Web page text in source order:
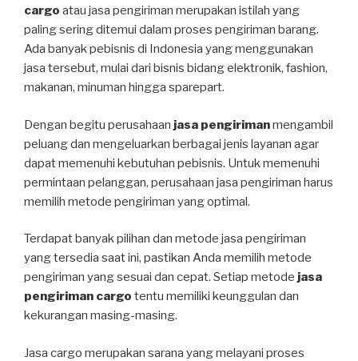
cargo atau jasa pengiriman merupakan istilah yang
paling sering ditemui dalam proses pengiriman barang.
Ada banyak pebisnis di Indonesia yang menggunakan
jasa tersebut, mulai dari bisnis bidang elektronik, fashion,
makanan, minuman hingga sparepart.
Dengan begitu perusahaan jasa pengirimanmengambil
peluang dan mengeluarkan berbagai jenis layanan agar
dapat memenuhi kebutuhan pebisnis. Untuk memenuhi
permintaan pelanggan, perusahaan jasa pengiriman harus
memilih metode pengiriman yang optimal.
Terdapat banyak pilihan dan metode jasa pengiriman
yang tersedia saat ini, pastikan Anda memilih metode
pengiriman yang sesuai dan cepat. Setiap metode jasa
pengiriman cargo tentu memiliki keunggulan dan
kekurangan masing-masing.
Jasa cargo merupakan sarana yang melayani proses